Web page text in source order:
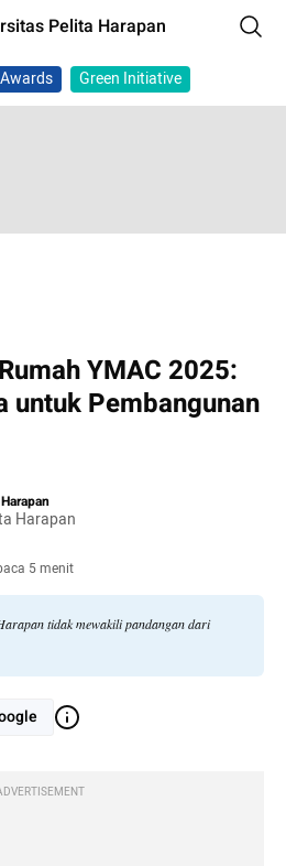
Pelita Harapan
Green Initiative
YMAC 2025:
untuk Pembangunan
Harapan
5 menit
tidak mewakili pandangan dari